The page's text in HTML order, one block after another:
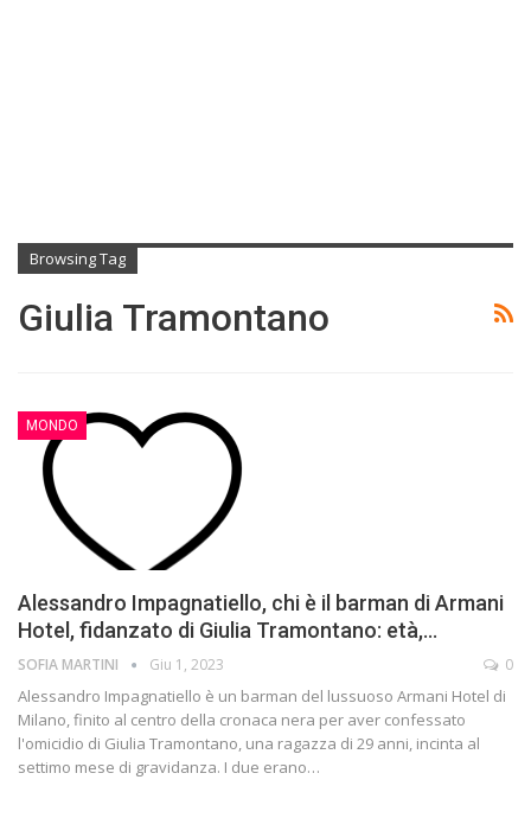
Browsing Tag
Giulia Tramontano
MONDO
Alessandro Impagnatiello, chi è il barman di Armani
Hotel, fidanzato di Giulia Tramontano: età,…
SOFIA MARTINI Giu 1, 2023 0
Alessandro Impagnatiello è un barman del lussuoso Armani Hotel di
Milano, finito al centro della cronaca nera per aver confessato
l'omicidio di Giulia Tramontano, una ragazza di 29 anni, incinta al
settimo mese di gravidanza. I due erano…